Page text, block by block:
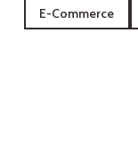
E-Commerce